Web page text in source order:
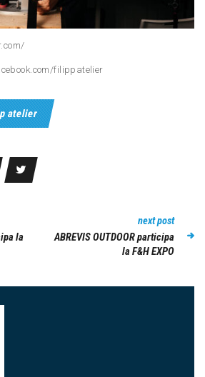
filippatelier
atelier
la
next post
ABREVIS OUTDOOR participa
la F&H EXPO